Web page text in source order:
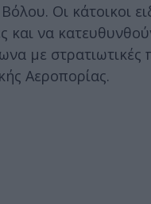
Οι κάτοικοι
και να
με
Αεροπορίας.